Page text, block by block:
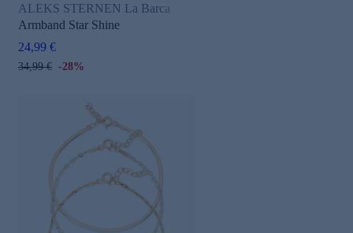
ALEKS STERNEN La Barca
Armband Star Shine
24,99 €
34,99 € -28%